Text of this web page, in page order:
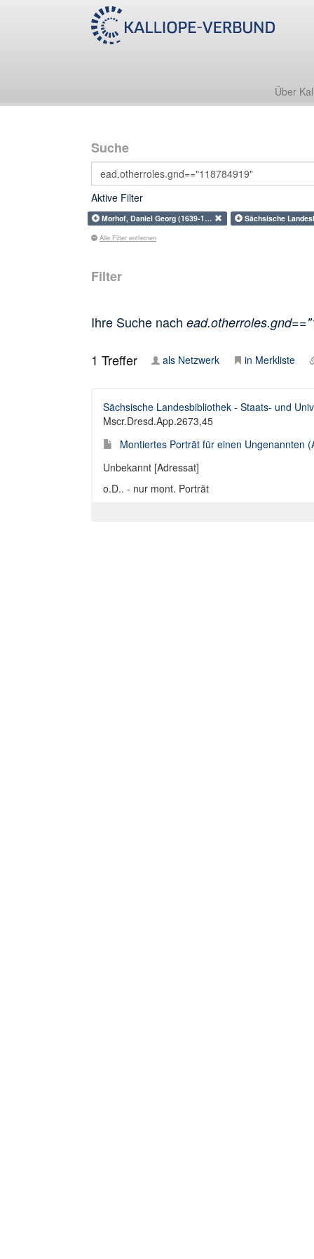
Über
Suche
Aktive Filter
Morhof, Daniel Georg (1639-1… Sächsische
Alle Filter entfernen
Filter
Ihre Suche nach
1 Treffer als Netzwerk in Merkliste
Sächsische Landesbibliothek - Staats- und
Mscr.Dresd.App.2673,45
Montiertes Porträt für einen Ungenannten
Unbekannt [Adressat]
o.D.. - nur mont. Porträt